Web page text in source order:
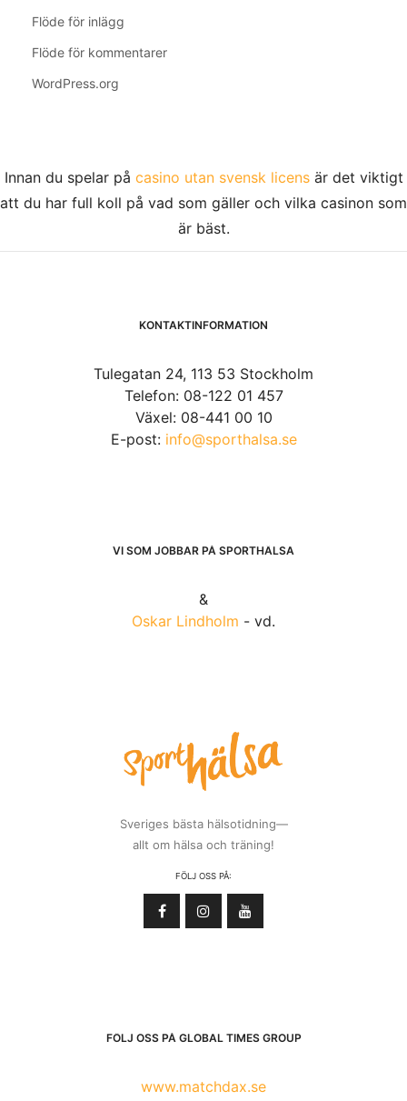
Flöde för inlägg
Flöde för kommentarer
WordPress.org
Innan du spelar på casino utan svensk licensär det viktigt
att du har full koll på vad som gäller och vilka casinon som
är bäst.
KONTAKTINFORMATION
Tulegatan 24, 113 53 Stockholm
Telefon: 08-122 01 457
Växel: 08-441 00 10
E-post: info@sporthalsa.se
VI SOM JOBBAR PÅ SPORTHÄLSA
&
Oskar Lindholm - vd.
Sveriges bästa hälsotidning—
allt om hälsa och träning!
FÖLJ OSS PÅ:
FÖLJ OSS PÅ GLOBAL TIMES GROUP
www.matchdax.se